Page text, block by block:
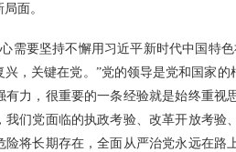
面。
需要坚持不懈用习近平新时代中国特
兴，关键在党。”党的领导是党和国家
有力，很重要的一条经验就是始终重
我们党面临的执政考验、改革开放考
险将长期存在，全面从严治党永远在